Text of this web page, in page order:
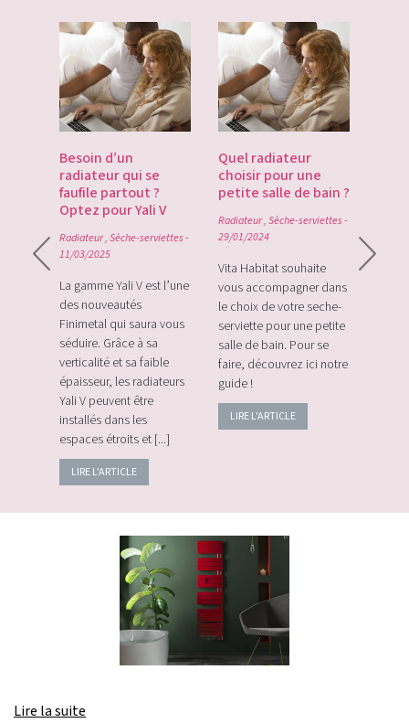
Besoin d’un
radiateur qui se
faufile partout ?
Optez pour Yali V
Radiateur,Sèche-serviettes-
11/03/2025
La gamme Yali V est l’une
des nouveautés
Finimetal qui saura vous
séduire. Grâce à sa
verticalité et sa faible
épaisseur, les radiateurs
Yali V peuvent être
installés dans les
espaces étroits et [...]
LIRE L'ARTICLE
Quel radiateur
choisir pour une
petite salle de bain ?
Radiateur,Sèche-serviettes-
29/01/2024
Vita Habitat souhaite
vous accompagner dans
le choix de votre seche-
serviette pour une petite
salle de bain. Pour se
faire, découvrez ici notre
guide !
LIRE L'ARTICLE
Lire la suite